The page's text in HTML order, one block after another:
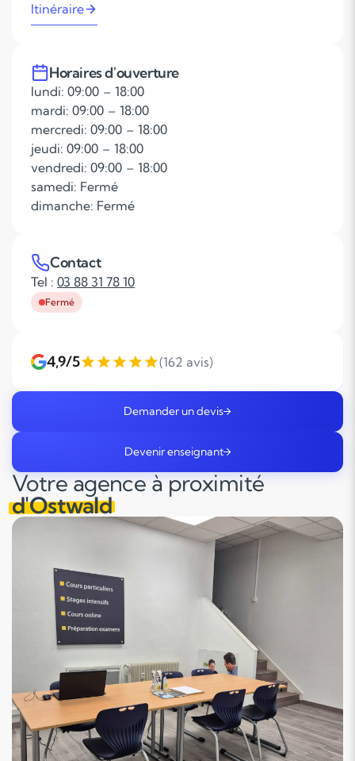
Votre agence à proximité
d'Ostwald
Itinéraire
Horaires d'ouverture
lundi: 09:00 – 18:00
mardi: 09:00 – 18:00
mercredi: 09:00 – 18:00
jeudi: 09:00 – 18:00
vendredi: 09:00 – 18:00
samedi: Fermé
dimanche: Fermé
Contact
Tel : 03 88 31 78 10
Fermé
4,9/5 (162 avis)
Demander un devis
Devenir enseignant